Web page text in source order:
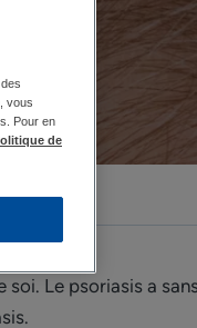
Le psoriasis a
vous
Pour en
de